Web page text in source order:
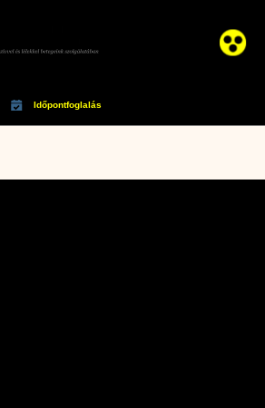
Időpontfoglalás